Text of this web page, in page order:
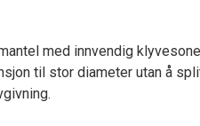
med innvendig
til stor diameter utan å